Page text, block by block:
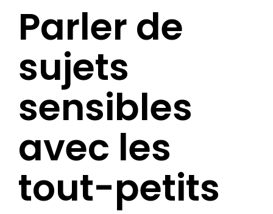
Parler de
sujets
sensibles
avec les
tout-petits